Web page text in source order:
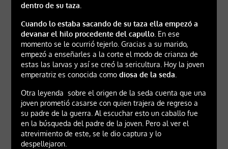
dentro de su taza.
Cuando lo estaba sacando de su taza ella empezó a
devanar el hilo procedente del capullo. En ese
momento se le ocurrió tejerlo. Gracias a su marido,
empezó a enseñarles a la corte el modo de crianza de
estas las larvas y así se creó la sericultura. Hoy la joven
emperatriz es conocida como diosa de la seda
Otra leyenda sobre el origen de la seda cuenta que una
joven prometió casarse con quien trajera de regreso a
su padre de la guerra. Al escuchar esto un caballo fue
en la búsqueda del padre de la joven. Pero al ver el
atrevimiento de este, se le dio captura y lo
despellejaron.